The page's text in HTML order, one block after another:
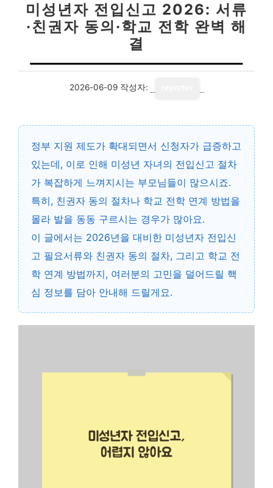
미성년자 전입신고 2026: 서류
·친권자 동의·학교 전학 완벽 해
결
2026-06-09 작성자:
정부 지원 제도가 확대되면서 신청자가 급증하고
있는데, 이로 인해 미성년 자녀의 전입신고 절차
가 복잡하게 느껴지시는 부모님들이 많으시죠.
특히, 친권자 동의 절차나 학교 전학 연계 방법을
몰라 발을 동동 구르시는 경우가 많아요.
이 글에서는 2026년을 대비한 미성년자 전입신
고 필요서류와 친권자 동의 절차, 그리고 학교 전
학 연계 방법까지, 여러분의 고민을 덜어드릴 핵
심 정보를 담아 안내해 드릴게요.